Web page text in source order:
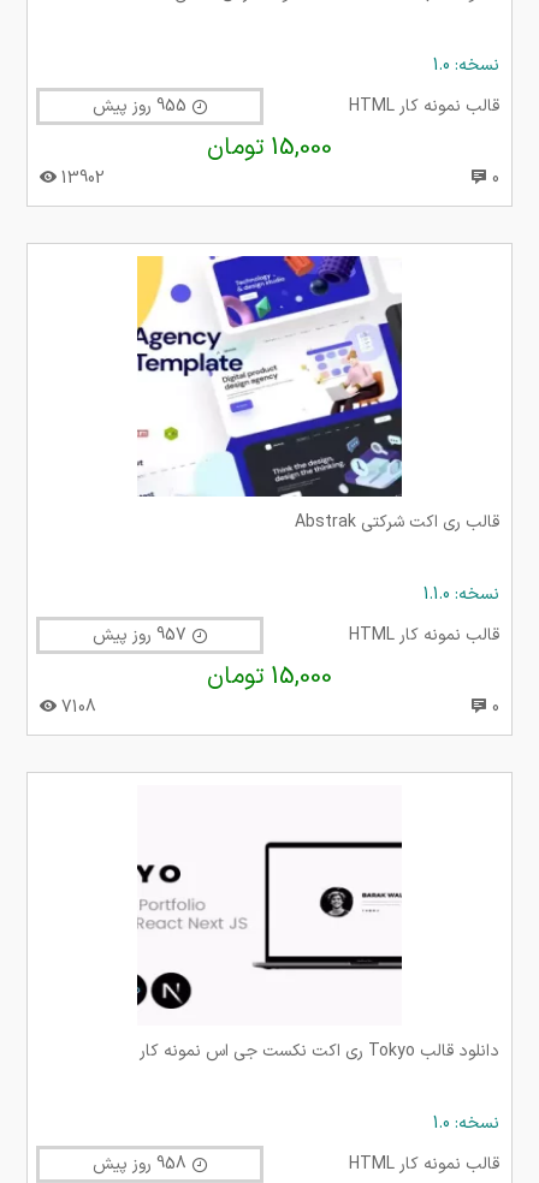
نسخه: 1.0
قالب نمونه کار HTML
15,000 تومان
0
13902
قالب ری اکت شرکتی Abstrak
نسخه: 1.1.0
قالب نمونه کار HTML
15,000 تومان
0
7108
دانلود قالب Tokyo ری اکت نکست جی اس نمونه کار
نسخه: 1.0
قالب نمونه کار HTML